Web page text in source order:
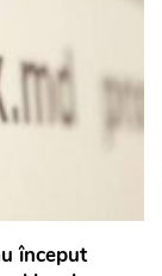
început